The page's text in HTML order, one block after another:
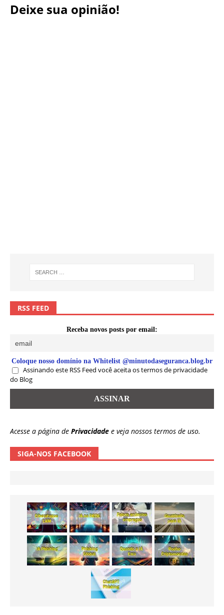
Deixe sua opinião!
RSS FEED
Receba novos posts por email:
Coloque nosso domínio na Whitelist @minutodaseguranca.blog.br
Assinando este RSS Feed você aceita os termos de privacidade
do Blog
Acesse a página de Privacidade e veja nossos termos de uso.
SIGA-NOS FACEBOOK